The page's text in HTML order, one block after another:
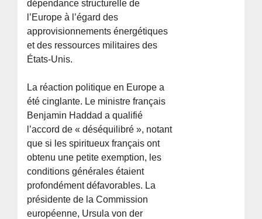
dépendance structurelle de
l’Europe à l’égard des
approvisionnements énergétiques
et des ressources militaires des
États-Unis.
La réaction politique en Europe a
été cinglante. Le ministre français
Benjamin Haddad a qualifié
l’accord de « déséquilibré », notant
que si les spiritueux français ont
obtenu une petite exemption, les
conditions générales étaient
profondément défavorables. La
présidente de la Commission
européenne, Ursula von der